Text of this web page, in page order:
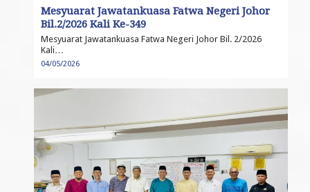
Mesyuarat Jawatankuasa Fatwa Negeri Johor
Bil.2/2026 Kali Ke-349
Mesyuarat Jawatankuasa Fatwa Negeri Johor Bil. 2/2026
Kali…
04/05/2026